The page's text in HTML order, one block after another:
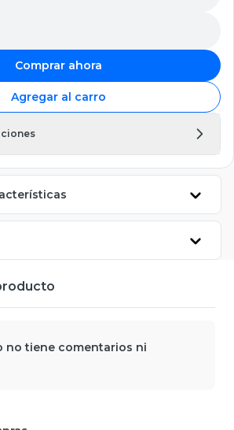
Comprar ahora
Agregar al carro
no tiene comentarios ni